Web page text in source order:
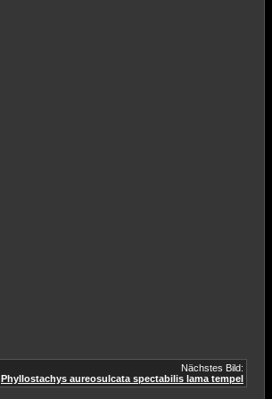
Nächstes Bild:
Phyllostachys aureosulcata spectabilis lama tempel